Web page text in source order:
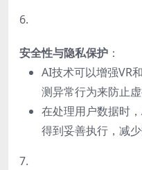
6.
安全性与隐私保护 ：
AI技术可以增强VR
测异常行为来防止
在处理用户数据时
得到妥善执行，减少
7.